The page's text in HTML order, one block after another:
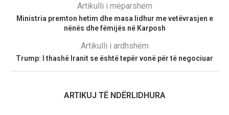
Artikulli i mëparshëm
Ministria premton hetim dhe masa lidhur me vetëvrasjen e
nënës dhe fëmijës në Karposh
Artikulli i ardhshëm
Trump: I thashë Iranit se është tepër vonë për të negociuar
ARTIKUJ TË NDËRLIDHURA